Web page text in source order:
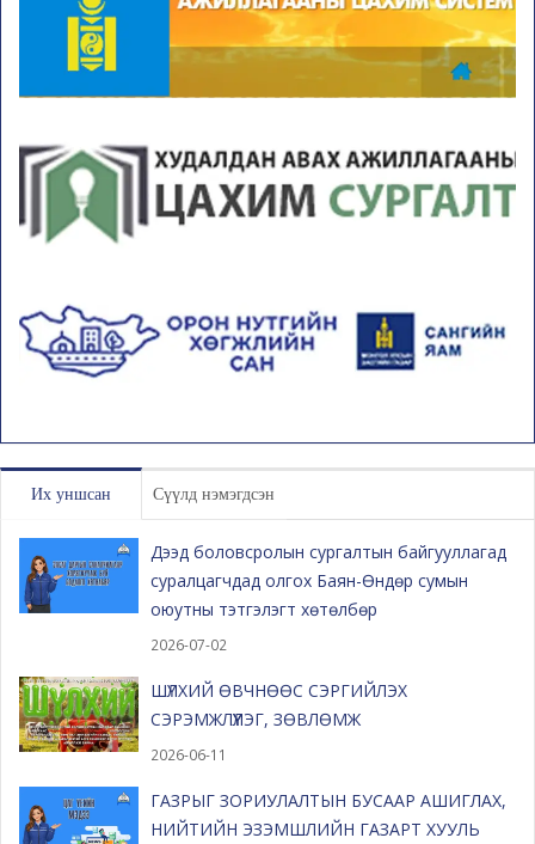
Их уншсан Сүүлд нэмэгдсэн
Дээд боловсролын сургалтын байгууллагад
суралцагчдад олгох Баян-Өндөр сумын
оюутны тэтгэлэгт хөтөлбөр
2026-07-02
ШҮЛХИЙ ӨВЧНӨӨС СЭРГИЙЛЭХ
СЭРЭМЖЛҮҮЛЭГ, ЗӨВЛӨМЖ
2026-06-11
ГАЗРЫГ ЗОРИУЛАЛТЫН БУСААР АШИГЛАХ,
НИЙТИЙН ЭЗЭМШЛИЙН ГАЗАРТ ХУУЛЬ